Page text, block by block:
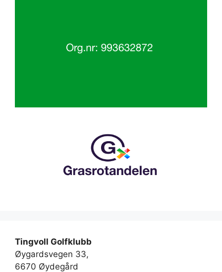
Tingvoll Golfklubb
Øygardsvegen 33,
6670 Øydegård